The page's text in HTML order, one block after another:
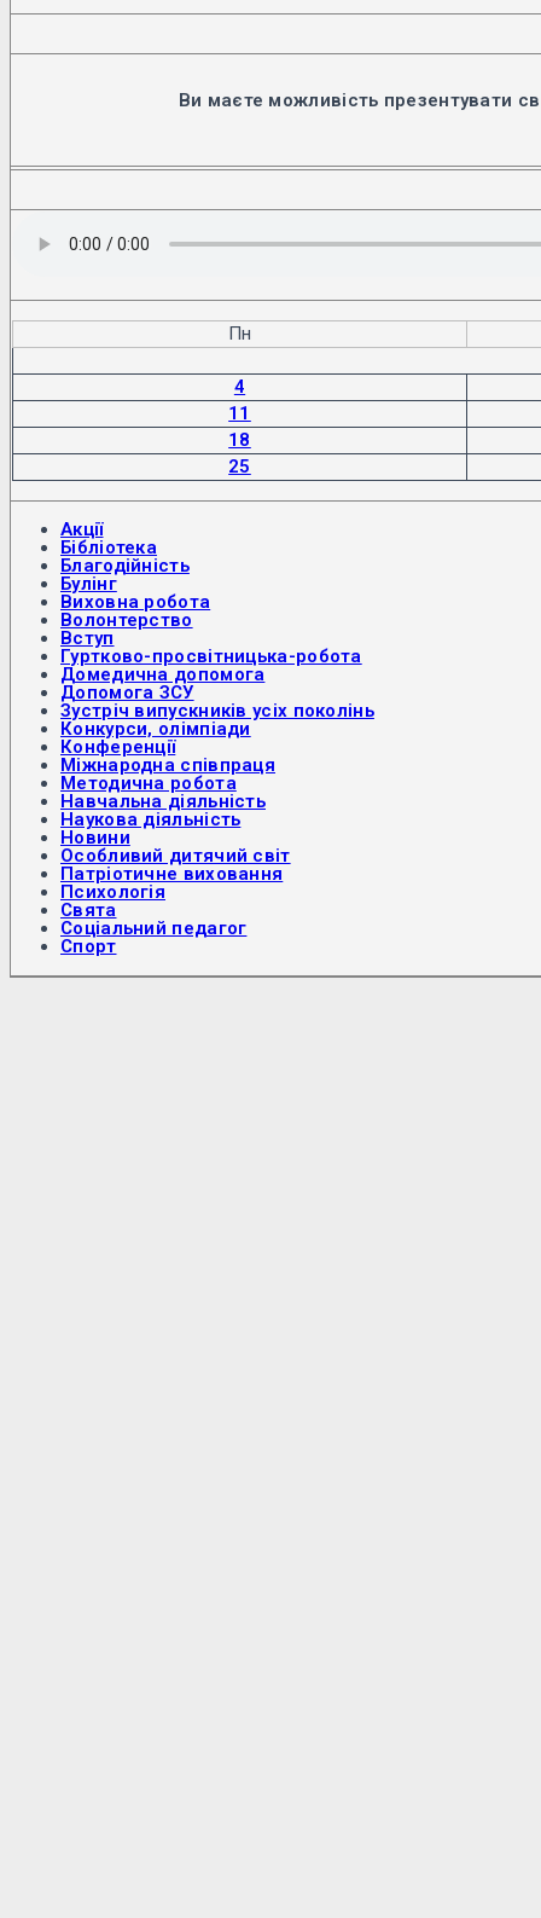
Ви маєте можливість презентувати
Пн
4
11
18
25
Акції
Бібліотека
Благодійність
Булінг
Виховна робота
Волонтерство
Вступ
Гуртково-просвітницька-робота
Домедична допомога
Допомога ЗСУ
Зустріч випускників усіх поколінь
Конкурси, олімпіади
Конференції
Міжнародна співпраця
Методична робота
Навчальна діяльність
Наукова діяльність
Новини
Особливий дитячий світ
Патріотичне виховання
Психологія
Свята
Соціальний педагог
Спорт